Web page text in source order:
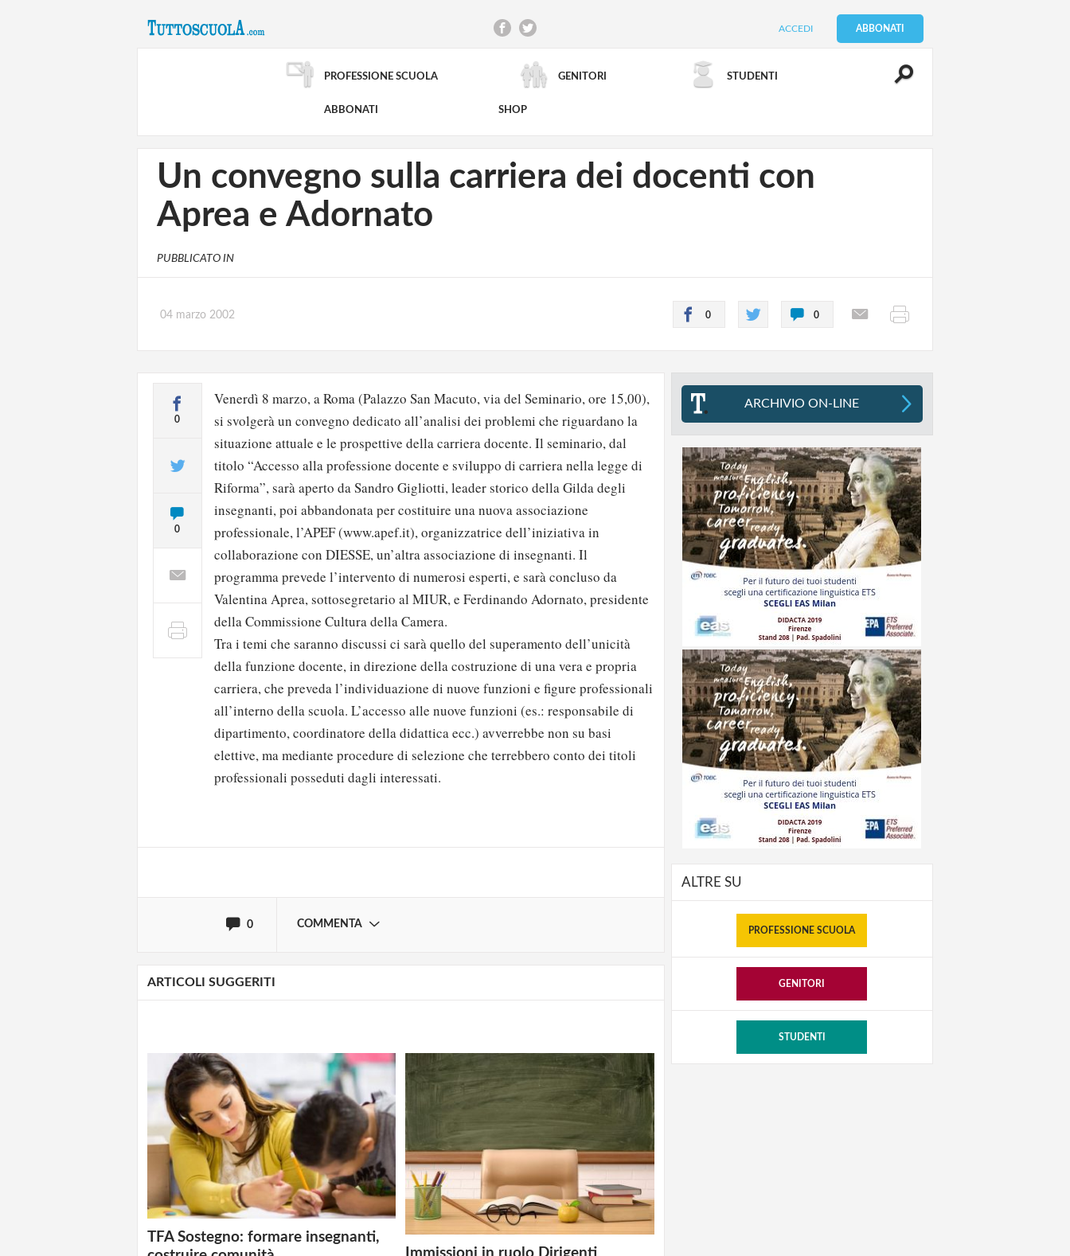
ACCEDI ABBONATI
PROFESSIONE SCUOLA GENITORI STUDENTI
ABBONATI SHOP
RICERCA AVANZATA
Un convegno sulla carriera dei docenti con
Aprea e Adornato
PUBBLICATO IN
04 marzo 2002 0 0
0
0
Venerdì 8 marzo, a Roma (Palazzo San Macuto, via del Seminario, ore 15,00),
si svolgerà un convegno dedicato all’analisi dei problemi che riguardano la
situazione attuale e le prospettive della carriera docente. Il seminario, dal
titolo “Accesso alla professione docente e sviluppo di carriera nella legge di
Riforma”, sarà aperto da Sandro Gigliotti, leader storico della Gilda degli
insegnanti, poi abbandonata per costituire una nuova associazione
professionale, l’APEF (www.apef.it), organizzatrice dell’iniziativa in
collaborazione con DIESSE, un’altra associazione di insegnanti. Il
programma prevede l’intervento di numerosi esperti, e sarà concluso da
Valentina Aprea, sottosegretario al MIUR, e Ferdinando Adornato, presidente
della Commissione Cultura della Camera.
Tra i temi che saranno discussi ci sarà quello del superamento dell’unicità
della funzione docente, in direzione della costruzione di una vera e propria
carriera, che preveda l’individuazione di nuove funzioni e figure professionali
all’interno della scuola. L’accesso alle nuove funzioni (es.: responsabile di
dipartimento, coordinatore della didattica ecc.) avverrebbe non su basi
elettive, ma mediante procedure di selezione che terrebbero conto dei titoli
professionali posseduti dagli interessati.
0 COMMENTA
Solo gli utenti registrati possono commentare!
ARTICOLI SUGGERITI
TFA Sostegno: formare insegnanti,
ARCHIVIO ON-LINE
ALTRE SU
PROFESSIONE SCUOLA
GENITORI
STUDENTI